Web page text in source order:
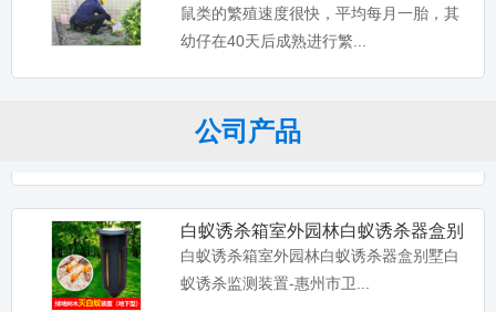
鼠,惠阳灭老鼠中心
鼠类的繁殖速度很快，平均每月一胎，其
幼仔在40天后成熟进行繁...
公司产品
大光明白蚁药水-装修预防家用户外消
白蚂蚁灭治树木园林土壤地...
白蚁诱杀箱室外园林白蚁诱杀器盒别
墅白蚁诱杀监测装置-惠州市
白蚁诱杀箱室外园林白蚁诱杀器盒别墅白
蚁诱杀监测装置-惠州市卫...